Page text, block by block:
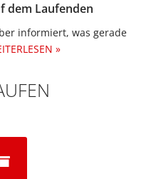
dem Laufenden
informiert, was gerade
»